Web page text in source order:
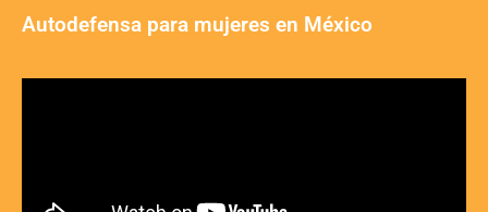
Autodefensa para mujeres en México